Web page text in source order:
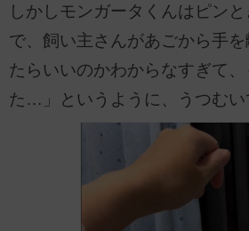
しかしモンガータくんはピン
で、飼い主さんがあごから手
たらいいのかわからなすぎて
た…」というように、うつむい